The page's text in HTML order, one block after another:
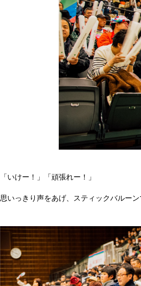
「いけー！」「頑張れー！」
思いっきり声をあげ、スティックバルー